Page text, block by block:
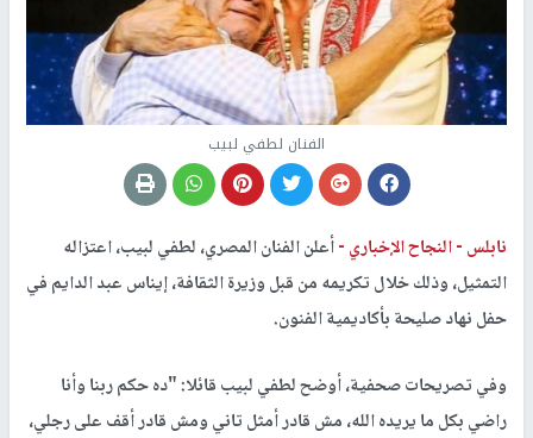
الفنان لطفي لبيب
نابلس -النجاح الإخباري -أعلن الفنان المصري، لطفي لبيب، اعتزاله
التمثيل، وذلك خلال تكريمه من قبل وزيرة الثقافة، إيناس عبد الدايم في
حفل نهاد صليحة بأكاديمية الفنون.
وفي تصريحات صحفية، أوضح لطفي لبيب قائلا: "ده حكم ربنا وأنا
راضي بكل ما يريده الله، مش قادر أمثل تاني ومش قادر أقف على رجلي،